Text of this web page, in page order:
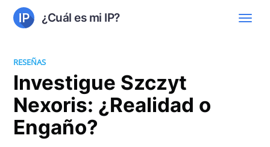
¿Cuál es mi IP?
RESEÑAS
Investigue Szczyt
Nexoris: ¿Realidad o
Engaño?